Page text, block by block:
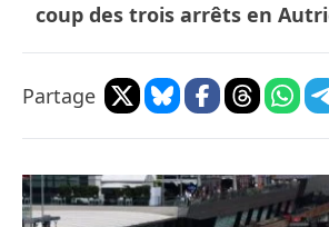
coup des trois arrêts en
Partage